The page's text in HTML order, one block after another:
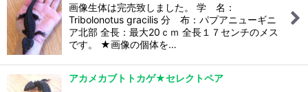
画像生体は完売致しました。 学 名：
Tribolonotus gracilis 分 布：パプアニューギニ
ア北部 全長：最大20ｃｍ 全長１７センチのメス
です。 ★画像の個体を…
アカメカブトトカゲ★セレクトペア